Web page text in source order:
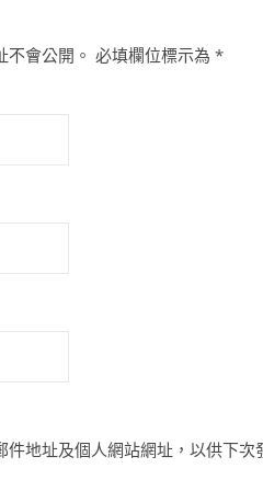
會公開。 必填欄位標示為 *
件地址及個人網站網址，以供下次